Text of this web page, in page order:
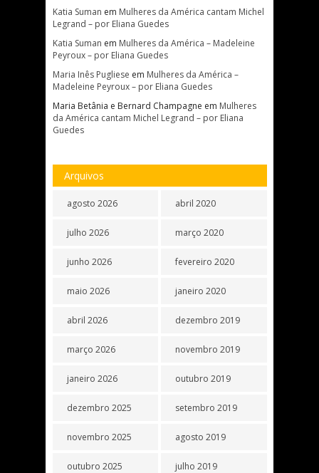
Katia Suman em Mulheres da América cantam Michel
Legrand – por Eliana Guedes
Katia Suman em Mulheres da América – Madeleine
Peyroux – por Eliana Guedes
Maria Inês Pugliese em Mulheres da América –
Madeleine Peyroux – por Eliana Guedes
Maria Betânia e Bernard Champagne em Mulheres
da América cantam Michel Legrand – por Eliana
Guedes
Arquivos
agosto 2026
julho 2026
junho 2026
maio 2026
abril 2026
março 2026
janeiro 2026
dezembro 2025
novembro 2025
outubro 2025
abril 2020
março 2020
fevereiro 2020
janeiro 2020
dezembro 2019
novembro 2019
outubro 2019
setembro 2019
agosto 2019
julho 2019